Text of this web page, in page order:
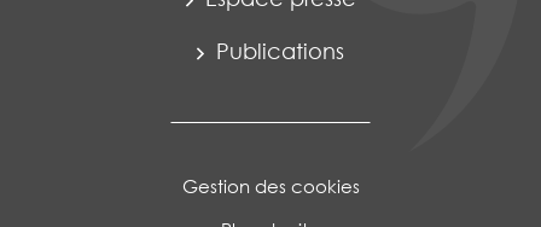
Publications
Gestion des cookies